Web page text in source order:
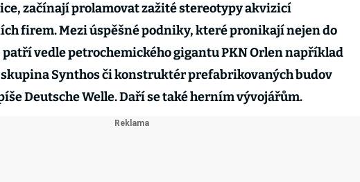
začínají prolamovat zažité stereotypy akvizicí
firem. Mezi úspěšné podniky, které pronikají nejen do
patří vedle petrochemického gigantu PKN Orlen například
Synthos či konstruktér prefabrikovaných budov
Deutsche Welle. Daří se také herním vývojářům.